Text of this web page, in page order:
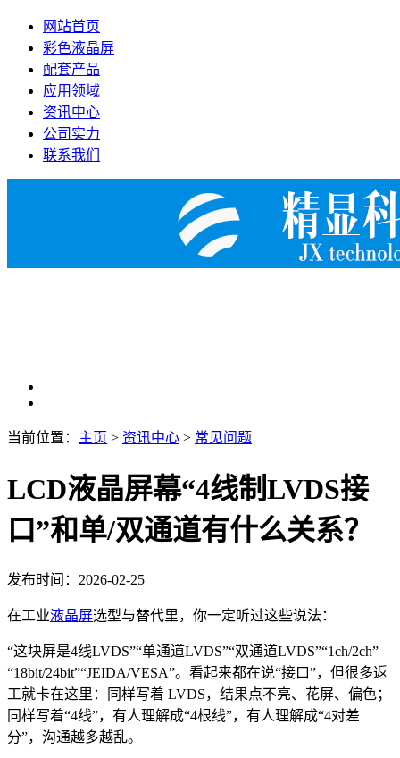
网站首页
彩色液晶屏
配套产品
应用领域
资讯中心
公司实力
联系我们
当前位置： 主页 > 资讯中心 > 常见问题
LCD液晶屏幕“4线制LVDS接
口”和单/双通道有什么关系？
发布时间：2026-02-25
在工业液晶屏选型与替代里，你一定听过这些说法：
“这块屏是4线LVDS”“单通道LVDS”“双通道LVDS”“1ch/2ch”
“18bit/24bit”“JEIDA/VESA”。看起来都在说“接口”，但很多返
工就卡在这里：同样写着 LVDS，结果点不亮、花屏、偏色；
同样写着“4线”，有人理解成“4根线”，有人理解成“4对差
分”，沟通越多越乱。